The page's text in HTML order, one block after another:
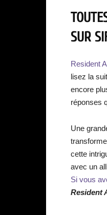
SUR
Resident
lisez la
encore
réponses
Une
cette
avec un
Si vous
Resident